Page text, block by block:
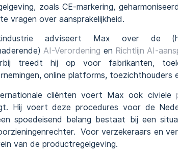
zoals CE-markering,
vragen over aansprakelijkheid.
adviseert Max over de
AI-Verordening en Richtlijn AI-
treedt hij op voor fabrikanten,
online platforms, toezichthouders
cliënten voert Max ook civiele
Hij voert deze procedures voor de
spoedeisend belang bestaat bij een
Voor verzekeraars en
van de productregelgeving.